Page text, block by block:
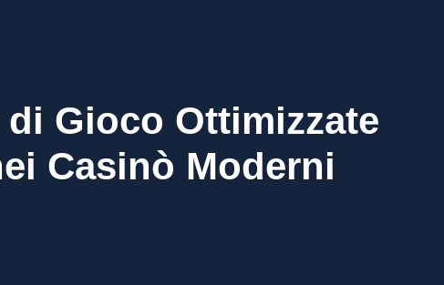
Gioco Ottimizzate
Casinò Moderni